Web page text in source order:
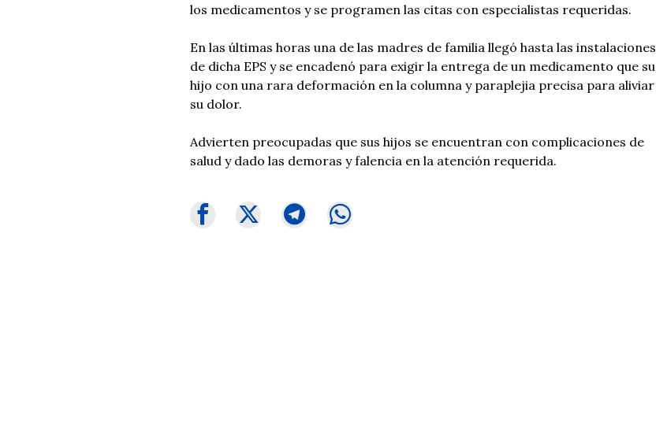
los medicamentos y se programen las citas con especialistas requeridas.
En las últimas horas una de las madres de familia llegó hasta las instalaciones
de dicha EPS y se encadenó para exigir la entrega de un medicamento que su
hijo con una rara deformación en la columna y paraplejia precisa para aliviar
su dolor.
Advierten preocupadas que sus hijos se encuentran con complicaciones de
salud y dado las demoras y falencia en la atención requerida.